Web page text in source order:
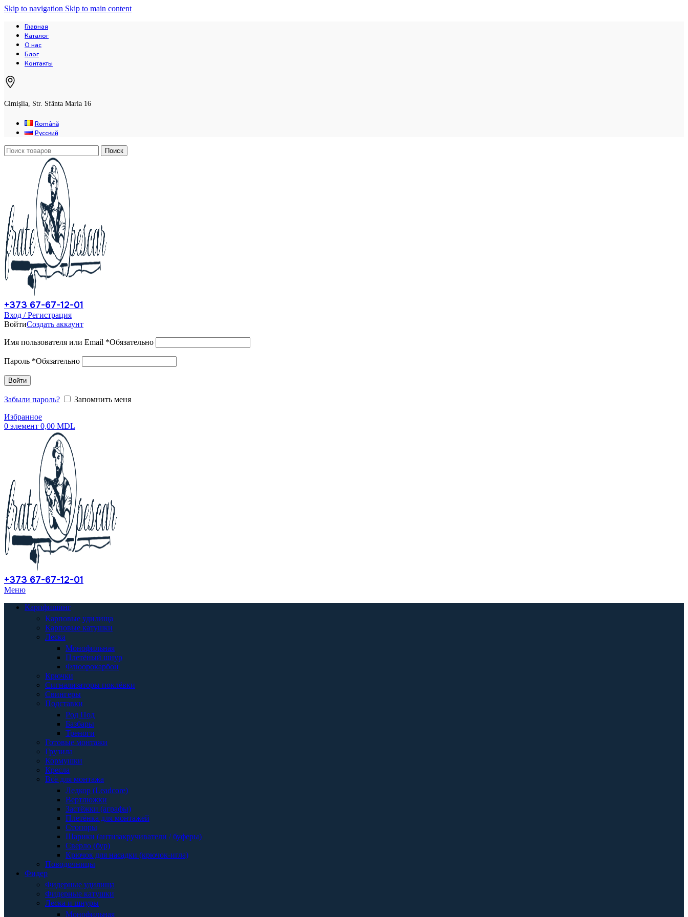
Skip to navigation Skip to main content
Главная
Каталог
О нас
Блог
Контакты
Cimișlia, Str. Sfânta Maria 16
Română
Русский
Поиск
+373 67-67-12-01
Вход / Регистрация
ВойтиСоздать аккаунт
Имя пользователя или Email *Обязательно
Пароль *Обязательно
Войти
Забыли пароль?
Запомнить меня
Избранное
0 элемент 0,00 MDL
+373 67-67-12-01
Меню
Карпфишинг
Карповые удилища
Карповые катушки
Леска
Монофильная
Плетёный шнур
Флюорокарбон
Крючки
Сигнализаторы поклёвки
Свингеры
Подставки
Род Под
Базбары
Треноги
Готовые монтажи
Грузила
Кормушки
Кресла
Всё для монтажа
Ледкор (Leadcore)
Вертлюжки
Застёжки (аграфы)
Плетёнка для монтажей
Стопоры
Шарики (антизакручиватели / буферы)
Сверло (бур)
Крючок для насадки (крючок-игла)
Поводочницы
Фидер
Фидерные удилища
Фидерные катушки
Леска и шнуры
Монофильная